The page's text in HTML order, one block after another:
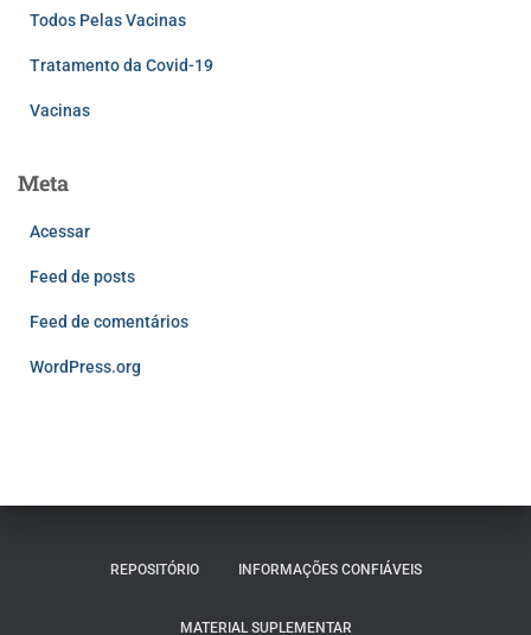
Todos Pelas Vacinas
Tratamento da Covid-19
Vacinas
Meta
Acessar
Feed de posts
Feed de comentários
WordPress.org
REPOSITÓRIO INFORMAÇÕES CONFIÁVEIS
MATERIAL SUPLEMENTAR